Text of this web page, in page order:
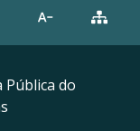
Pública do